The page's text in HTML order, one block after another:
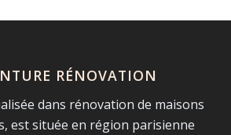
RÉNOVATION
dans rénovation de maisons
est située en région parisienne